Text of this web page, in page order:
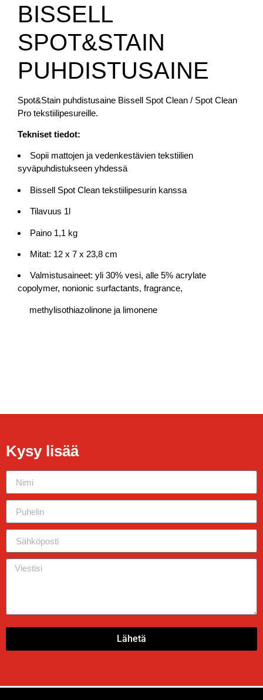
BISSELL
SPOT&STAIN
PUHDISTUSAINE
Spot&Stain puhdistusaine Bissell Spot Clean / Spot Clean
Pro tekstiilipesureille.
Tekniset tiedot:
Sopii mattojen ja vedenkestävien tekstiilien
syväpuhdistukseen yhdessä
Bissell Spot Clean tekstiilipesurin kanssa
Tilavuus 1l
Paino 1,1 kg
Mitat: 12 x 7 x 23,8 cm
Valmistusaineet: yli 30% vesi, alle 5% acrylate
copolymer, nonionic surfactants, fragrance,
methylisothiazolinone ja limonene
Kysy lisää
Lähetä